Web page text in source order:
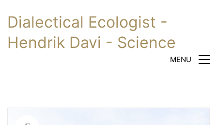
Dialectical Ecologist -
Hendrik Davi - Science
MENU